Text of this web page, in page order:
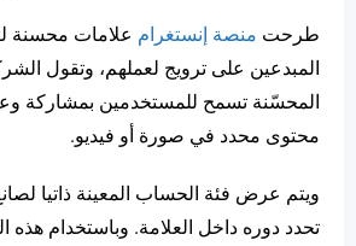
طرحت منصة إنستغرام علامات محسنة
المبدعين على ترويج لعملهم، وتقول
المحسّنة تسمح للمستخدمين بمشاركة
محتوى محدد في صورة أو فيديو.
ويتم عرض فئة الحساب المعينة ذاتيا
تحدد دوره داخل العلامة. وباستخدام هذه